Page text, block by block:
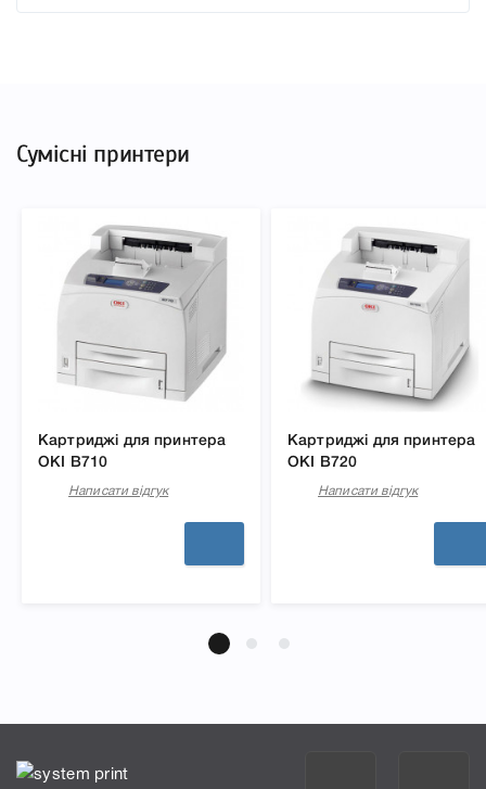
Сумісні принтери
Картриджі для принтера
OKI B710
Написати відгук
Картриджі для принтера
OKI B720
Написати відгук